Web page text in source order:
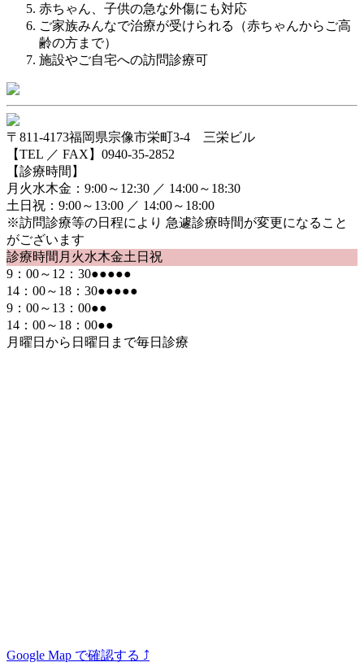
赤ちゃん、子供の急な外傷にも対応
ご家族みんなで治療が受けられる（赤ちゃんからご高
齢の方まで）
施設やご自宅への訪問診療可
〒811-4173福岡県宗像市栄町3-4 三栄ビル
【TEL ／ FAX】0940-35-2852
【診療時間】
月火水木金： 9:00～12:30 ／ 14:00～18:30
土日祝： 9:00～13:00 ／ 14:00～18:00
※訪問診療等の日程により 急遽診療時間が変更になること
がございます
診療時間 月 火水木金土 日祝
9：00～12：30●●●●●
14：00～18：30●●●●●
9：00～13：00●●
14：00～18：00●●
月曜日から日曜日まで毎日診療
Google Map で確認する ⤴️